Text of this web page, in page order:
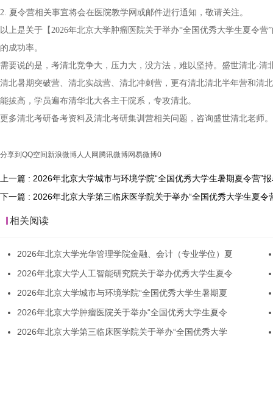
2. 夏令营相关事宜将会在医院教学网或邮件进行通知，敬请关注。
以上是关于【2026年北京大学肿瘤医院关于举办“全国优秀大学生夏令
的成功率。
需要说的是，考清北竞争大，压力大，没方法，难以坚持。盛世清北-
清北暑期突破营、清北实战营、清北冲刺营，更有清北清北半年营和清
能拔高，学员遍布清华北大各主干院系，专攻清北。
更多清北考研备考资料及清北考研集训营相关问题，咨询盛世清北老师。
分享到 QQ空间 新浪微博人人网 腾讯微博网易微博0
上一篇 : 2026年北京大学城市与环境学院“全国优秀大学生暑期夏令营”
下一篇 : 2026年北京大学第三临床医学院关于举办“全国优秀大学生夏令
相关阅读
2026年北京大学光华管理学院金融、会计（专业学位）夏
2026年北京大学人工智能研究院关于举办优秀大学生夏令
2026年北京大学城市与环境学院“全国优秀大学生暑期夏
2026年北京大学肿瘤医院关于举办“全国优秀大学生夏令
2026年北京大学第三临床医学院关于举办“全国优秀大学